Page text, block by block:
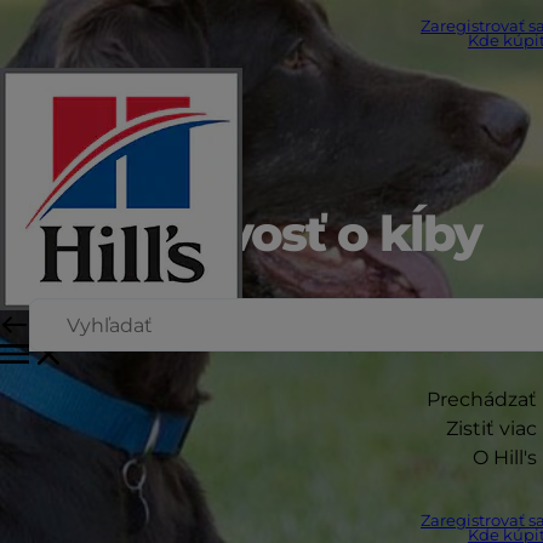
Zaregistrovať
Kde
Prechádzať
Zistiť viac
O Hill's
Zaregistrovať
Kde
Starostlivosť o kĺby
u psov